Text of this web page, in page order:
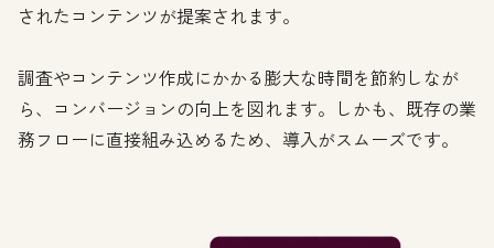
されたコンテンツが提案されます。
調査やコンテンツ作成にかかる膨大な時間を節約しなが
ら、コンバージョンの向上を図れます。しかも、既存の業
務フローに直接組み込めるため、導入がスムーズです。